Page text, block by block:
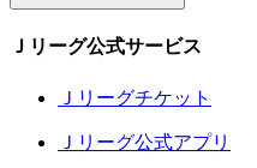
Ｊリーグ公式サービス
Ｊリーグチケット
Ｊリーグ公式アプリ